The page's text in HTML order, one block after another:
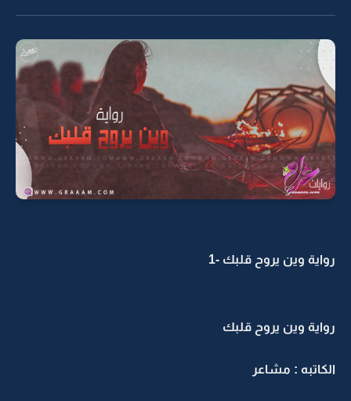
رواية وين يروح قلبك -1
رواية وين يروح قلبك
الكاتبه : مشاعر